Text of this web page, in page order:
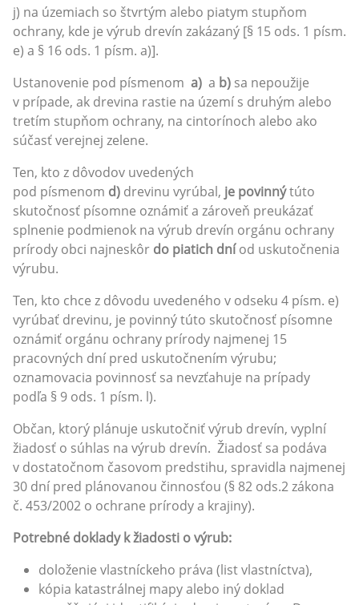
j) na územiach so štvrtým alebo piatym stupňom
ochrany, kde je výrub drevín zakázaný [§ 15 ods. 1 písm.
e) a § 16 ods. 1 písm. a)].
Ustanovenie pod písmenom a) a b) sa nepoužije
v prípade, ak drevina rastie na území s druhým alebo
tretím stupňom ochrany, na cintorínoch alebo ako
súčasť verejnej zelene.
Ten, kto z dôvodov uvedených
pod písmenom d) drevinu vyrúbal, je povinnýtúto
skutočnosť písomne oznámiť a zároveň preukázať
splnenie podmienok na výrub drevín orgánu ochrany
prírody obci najneskôr do piatich dníod uskutočnenia
výrubu.
Ten, kto chce z dôvodu uvedeného v odseku 4 písm. e)
vyrúbať drevinu, je povinný túto skutočnosť písomne
oznámiť orgánu ochrany prírody najmenej 15
pracovných dní pred uskutočnením výrubu;
oznamovacia povinnosť sa nevzťahuje na prípady
podľa § 9 ods. 1 písm. l).
Občan, ktorý plánuje uskutočniť výrub drevín, vyplní
žiadosť o súhlas na výrub drevín. Žiadosť sa podáva
v dostatočnom časovom predstihu, spravidla najmenej
30 dní pred plánovanou činnosťou (§ 82 ods.2 zákona
č. 453/2002 o ochrane prírody a krajiny).
Potrebné doklady k žiadosti o výrub:
doloženie vlastníckeho práva (list vlastníctva),
kópia katastrálnej mapy alebo iný doklad